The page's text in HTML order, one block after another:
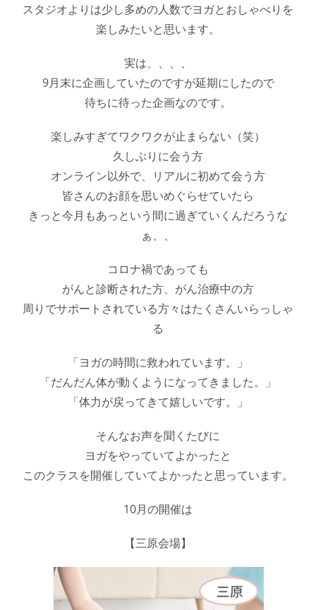
スタジオよりは少し多めの人数でヨガとおしゃべりを
楽しみたいと思います。
実は、、、、
9月末に企画していたのですが延期にしたので
待ちに待った企画なのです。
楽しみすぎてワクワクが止まらない（笑）
久しぶりに会う方
オンライン以外で、リアルに初めて会う方
皆さんのお顔を思いめぐらせていたら
きっと今月もあっという間に過ぎていくんだろうな
ぁ、、
コロナ禍であっても
がんと診断された方、がん治療中の方
周りでサポートされている方々はたくさんいらっしゃ
る
「ヨガの時間に救われています。」
「だんだん体が動くようになってきました。」
「体力が戻ってきて嬉しいです。」
そんなお声を聞くたびに
ヨガをやっていてよかったと
このクラスを開催していてよかったと思っています。
10月の開催は
【三原会場】